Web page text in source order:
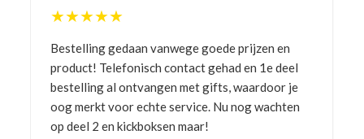
★★★★★
Bestelling gedaan vanwege goede prijzen en
product! Telefonisch contact gehad en 1e deel
bestelling al ontvangen met gifts, waardoor je
oog merkt voor echte service. Nu nog wachten
op deel 2 en kickboksen maar!